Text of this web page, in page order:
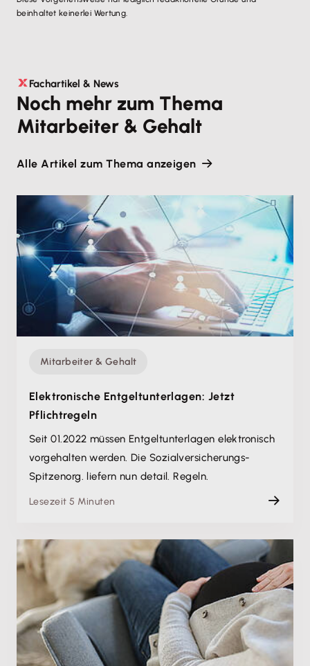
beinhaltet keinerlei Wertung.
Fachartikel & News
Noch mehr zum Thema
Mitarbeiter & Gehalt
Alle Artikel zum Thema anzeigen
Mitarbeiter & Gehalt
Elektronische Entgeltunterlagen: Jetzt
Pflichtregeln
Seit 01.2022 müssen Entgeltunterlagen elektronisch
vorgehalten werden. Die Sozialversicherungs-
Spitzenorg. liefern nun detail. Regeln.
Lesezeit 5 Minuten